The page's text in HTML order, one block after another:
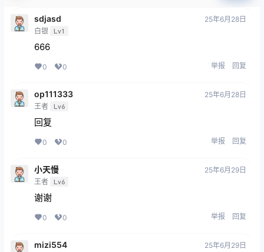
sdjasd
白银 Lv1
25年6月28日
666
0 0 举报 回复
op111333
王者 Lv6
25年6月28日
回复
0 0 举报 回复
小天慢
王者 Lv6
25年6月29日
谢谢
0 0 举报 回复
mizi554 25年6月29日